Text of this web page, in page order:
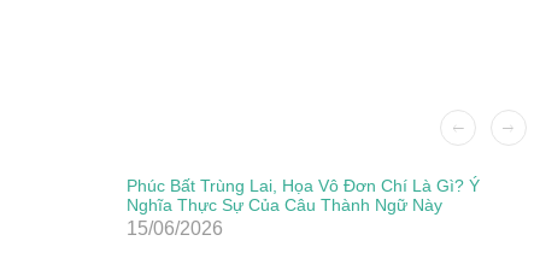
Phúc Bất Trùng Lai, Họa Vô Đơn Chí Là Gì? Ý
Nghĩa Thực Sự Của Câu Thành Ngữ Này
15/06/2026